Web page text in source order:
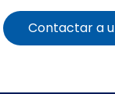
Contactar a